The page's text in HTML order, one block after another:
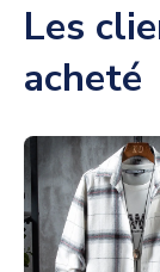
Les
acheté